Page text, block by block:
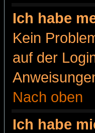
Ich habe
Kein
auf der
Nach oben
Ich habe